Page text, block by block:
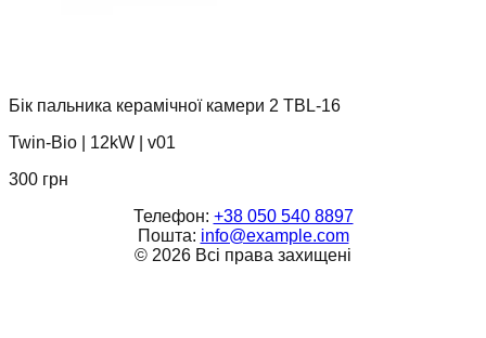
Бік пальника керамічної камери 2 TBL-16
Twin-Bio
12kW
v01
300 грн
Телефон: +38 050 540 8897
Пошта: info@example.com
© 2026 Всі права захищені